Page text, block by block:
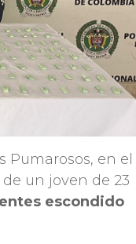
en el
un joven de 23
escondido